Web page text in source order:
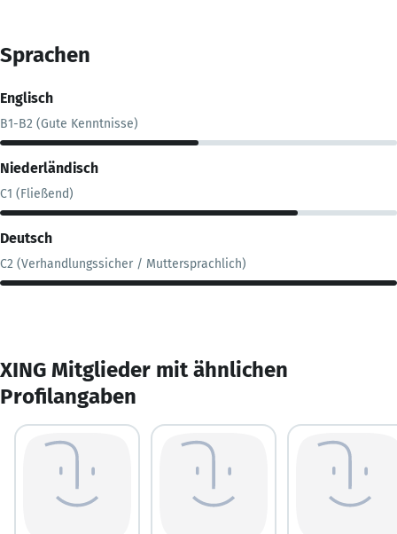
Sprachen
Englisch
B1-B2 (Gute Kenntnisse)
Niederländisch
C1 (Fließend)
Deutsch
C2 (Verhandlungssicher / Muttersprachlich)
XING Mitglieder mit ähnlichen
Profilangaben